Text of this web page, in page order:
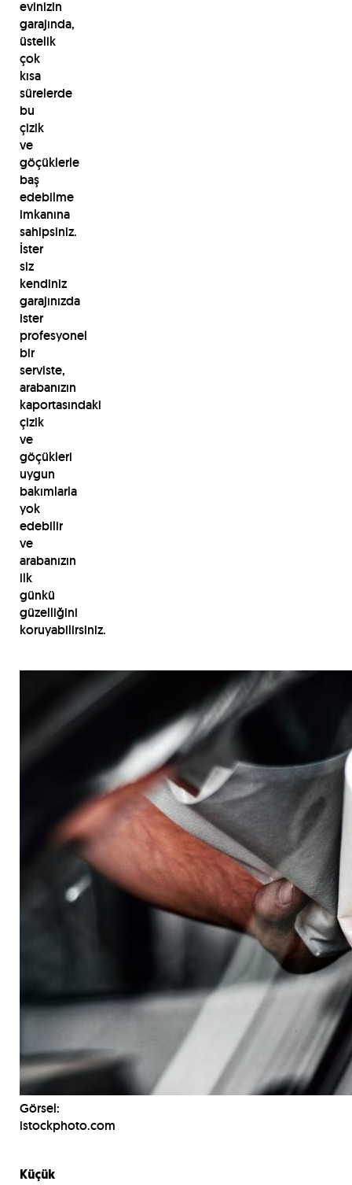
evinizin
garajında,
üstelik
çok
kısa
sürelerde
bu
çizik
ve
göçüklerle
baş
edebilme
imkanına
sahipsiniz.
İster
siz
kendiniz
garajınızda
ister
profesyonel
bir
serviste,
arabanızın
kaportasındaki
çizik
ve
göçükleri
uygun
bakımlarla
yok
edebilir
ve
arabanızın
ilk
günkü
güzelliğini
koruyabilirsiniz.
Görsel:
istockphoto.com
Küçük